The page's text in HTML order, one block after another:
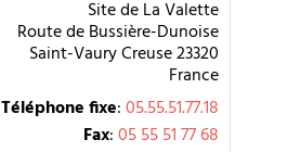
Site de La Valette
Route de Bussière-Dunoise
Saint-VauryCreuse23320
France
Téléphone fixe:05.55.51.77.18
Fax:05 55 51 77 68